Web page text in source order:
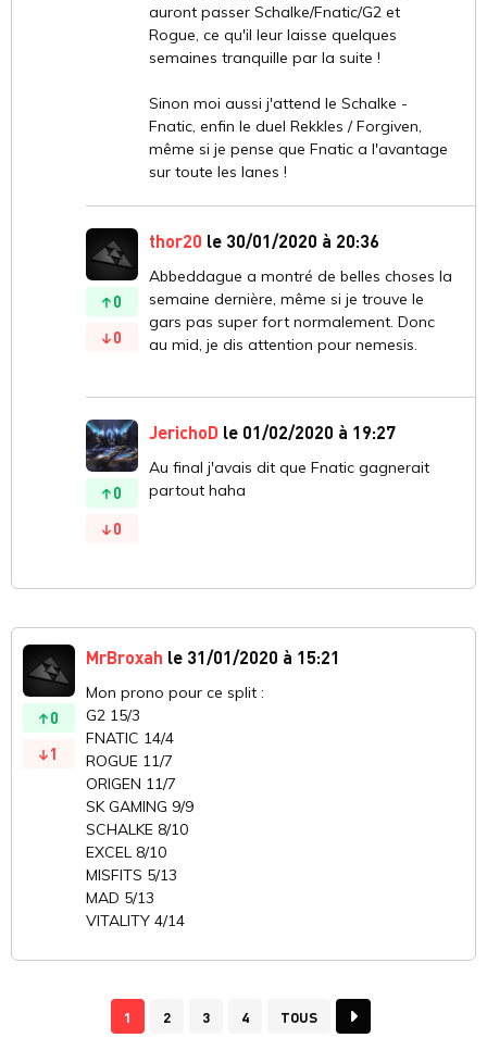
auront passer Schalke/Fnatic/G2 et
Rogue, ce qu'il leur laisse quelques
semaines tranquille par la suite !
Sinon moi aussi j'attend le Schalke -
Fnatic, enfin le duel Rekkles / Forgiven,
même si je pense que Fnatic a l'avantage
sur toute les lanes !
0
0
thor20 le 30/01/2020 à 20:36
Abbeddague a montré de belles choses la
semaine dernière, même si je trouve le
gars pas super fort normalement. Donc
au mid, je dis attention pour nemesis.
0
0
JerichoD le 01/02/2020 à 19:27
Au final j'avais dit que Fnatic gagnerait
partout haha
0
1
MrBroxah le 31/01/2020 à 15:21
Mon prono pour ce split :
G2 15/3
FNATIC 14/4
ROGUE 11/7
ORIGEN 11/7
SK GAMING 9/9
SCHALKE 8/10
EXCEL 8/10
MISFITS 5/13
MAD 5/13
VITALITY 4/14
1 2 3 4 TOUS